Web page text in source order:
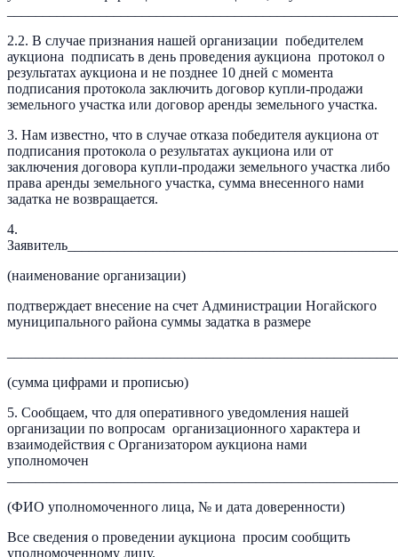
2.2. В случае признания нашей организации победителем
аукциона подписать в день проведения аукциона протокол о
результатах аукциона и не позднее 10 дней с момента
подписания протокола заключить договор купли-продажи
земельного участка или договор аренды земельного участка.
3. Нам известно, что в случае отказа победителя аукциона от
подписания протокола о результатах аукциона или от
заключения договора купли-продажи земельного участка либо
права аренды земельного участка, сумма внесенного нами
задатка не возвращается.
4.
(наименование организации)
подтверждает внесение на счет Администрации Ногайского
муниципального района суммы задатка в размере
(сумма цифрами и прописью)
5. Сообщаем, что для оперативного уведомления нашей
организации по вопросам организационного характера и
взаимодействия с Организатором аукциона нами
уполномочен
(ФИО уполномоченного лица, № и дата доверенности)
Все сведения о проведении аукциона просим сообщить
уполномоченному лицу.